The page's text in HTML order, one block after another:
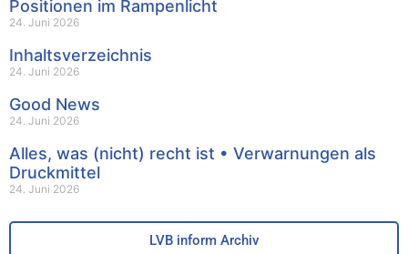
Positionen im Rampenlicht
24. Juni 2026
Inhaltsverzeichnis
24. Juni 2026
Good News
24. Juni 2026
Alles, was (nicht) recht ist • Verwarnungen als
Druckmittel
24. Juni 2026
LVB inform Archiv